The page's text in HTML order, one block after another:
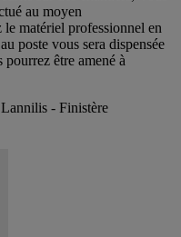
au moyen
matériel professionnel en
poste vous sera dispensée
être amené à
- Finistère